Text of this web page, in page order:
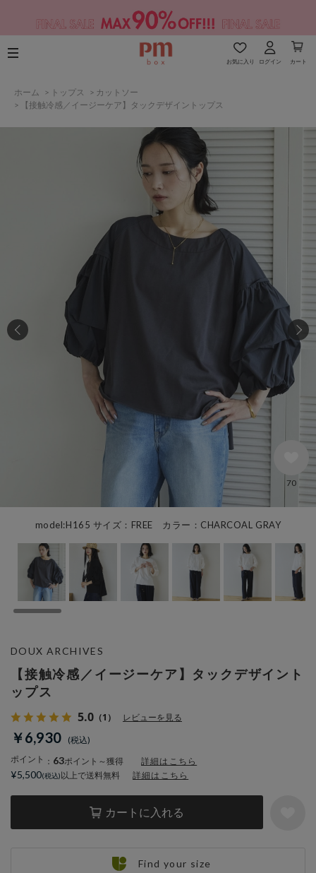
お気に入り ログイン カート
ホーム > トップス > カットソー
>
【接触冷感／イージーケア】タックデザイントップス
model:H165 サイズ：FREE カラー：CHARCOAL GRAY
70
【接触冷感／イージーケア】タックデザイント
ップス
5.0 （1） レビューを見る
￥6,930
ポイント ： 63ポイント～獲得 詳細はこちら
カートに入れる
DOUX ARCHIVES
¥5,500 以上で送料無料 詳細はこちら
Find your size